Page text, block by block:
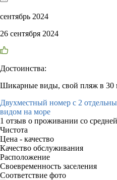
сентябрь 2024
26 сентября 2024
Достоинства:
Шикарные виды, свой пляж в 30
Двухместный номер с 2
видом на море
1 отзыв о проживании со
Чистота
Цена - качество
Качество обслуживания
Расположение
Своевременность заселения
Соответствие фото